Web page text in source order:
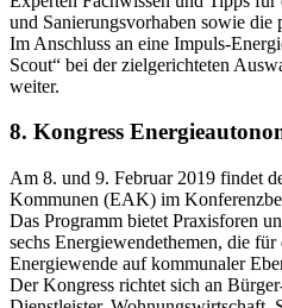
und Sanierungsvorhaben sowie die
Im Anschluss an eine Impuls-
Scout“ bei der zielgerichteten
weiter.
8. Kongress
Am 8. und 9. Februar 2019 findet
Kommunen (EAK) im
Das Programm bietet Praxisforen
sechs Energiewendethemen, die
Energiewende auf kommunaler
Der Kongress richtet sich an